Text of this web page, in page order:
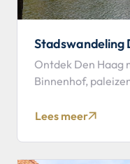
Stadswandeling
Ontdek Den Haag
Binnenhof,
Lees meer